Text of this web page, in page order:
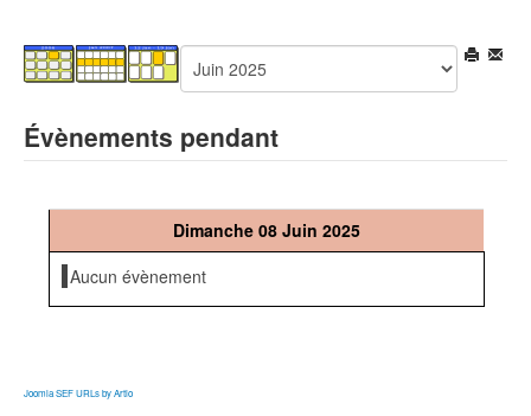
Évènements pendant
Dimanche 08 Juin 2025
Aucun évènement
Joomla SEF URLs by Artio